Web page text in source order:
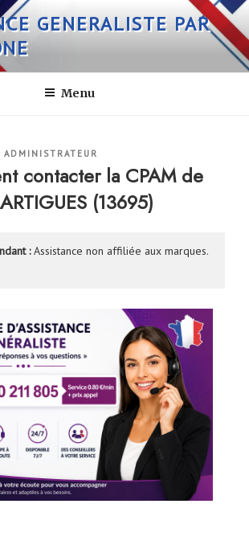
GENERALISTE PAR
Menu
ADMINISTRATEUR
contacter la CPAM de
(13695)
:Assistance non affiliée aux marques.